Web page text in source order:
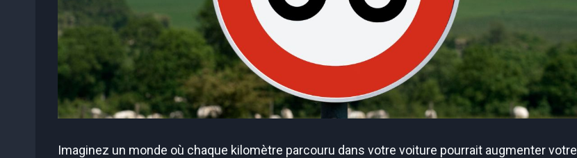
Imaginez un monde où chaque kilomètre parcouru dans votre voiture pourrait augmenter votre